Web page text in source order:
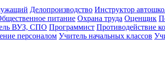
Делопроизводство Инструктор
питание Охрана труда Оценщик
ВУЗ, СПО Программист Противодействие
персоналом Учитель начальных классов